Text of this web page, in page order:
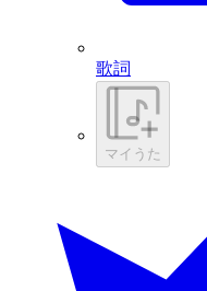
歌詞
マイうた